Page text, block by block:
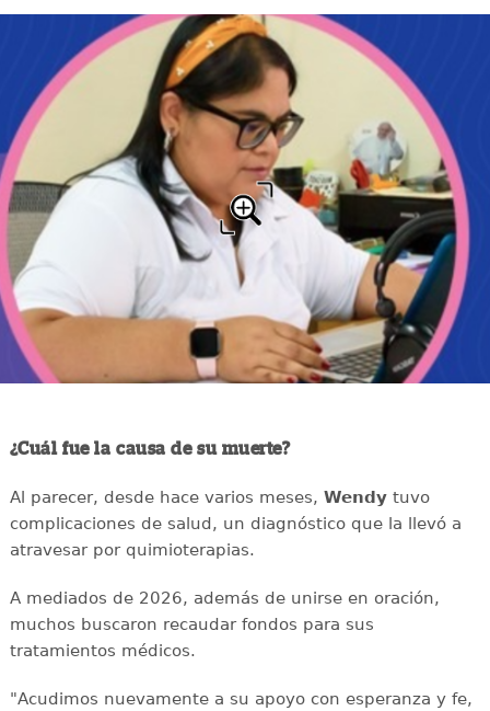
¿Cuál fue la causa de su muerte?
Al parecer, desde hace varios meses, Wendytuvo
complicaciones de salud, un diagnóstico que la llevó a
atravesar por quimioterapias.
A mediados de 2026, además de unirse en oración,
muchos buscaron recaudar fondos para sus
tratamientos médicos.
"Acudimos nuevamente a su apoyo con esperanza y fe,